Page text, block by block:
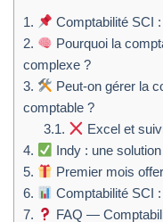
1.
Comptabilité SCI
2.
Pourquoi la
complexe ?
3.
Peut-on gérer la
comptable ?
3.1.
Excel et
4.
Indy : une
5.
Premier mois
6.
Comptabilité SCI
7.
FAQ —